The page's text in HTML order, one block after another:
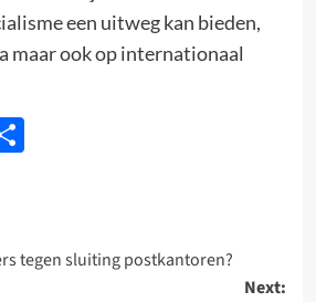
een uitweg kan bieden,
maar ook op internationaal
Delen
tegen sluiting postkantoren?
Next: